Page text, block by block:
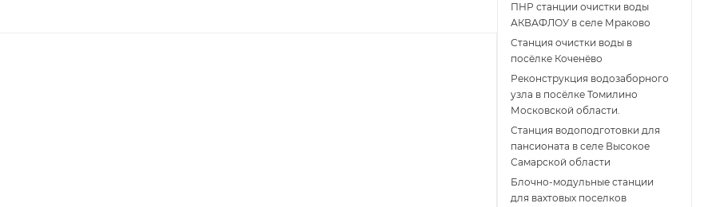
ПНР станции очистки воды
АКВАФЛОУ в селе Мраково
Станция очистки воды в
посёлке Коченёво
Реконструкция водозаборного
узла в посёлке Томилино
Московской области.
Станция водоподготовки для
пансионата в селе Высокое
Самарской области
Блочно-модульные станции
для вахтовых поселков